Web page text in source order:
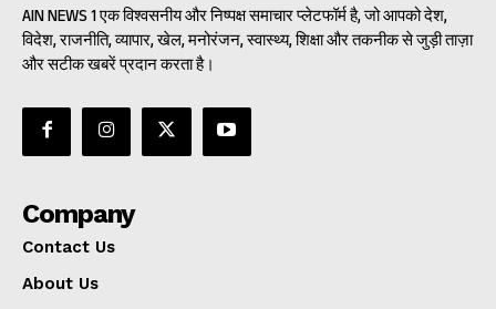
AIN NEWS 1 एक विश्वसनीय और निष्पक्ष समाचार प्लेटफॉर्म है, जो आपको देश,
विदेश, राजनीति, व्यापार, खेल, मनोरंजन, स्वास्थ्य, शिक्षा और तकनीक से जुड़ी ताज़ा
और सटीक खबरें प्रदान करता है।
Company
Contact Us
About Us